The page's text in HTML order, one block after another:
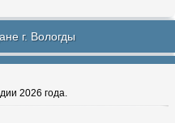
г. Вологды
2026 года.